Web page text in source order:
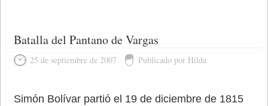
Batalla del Pantano de Vargas
25 de septiembre de 2007 Publicado por Hilda
Simón Bolívar partió el 19 de diciembre de 1815